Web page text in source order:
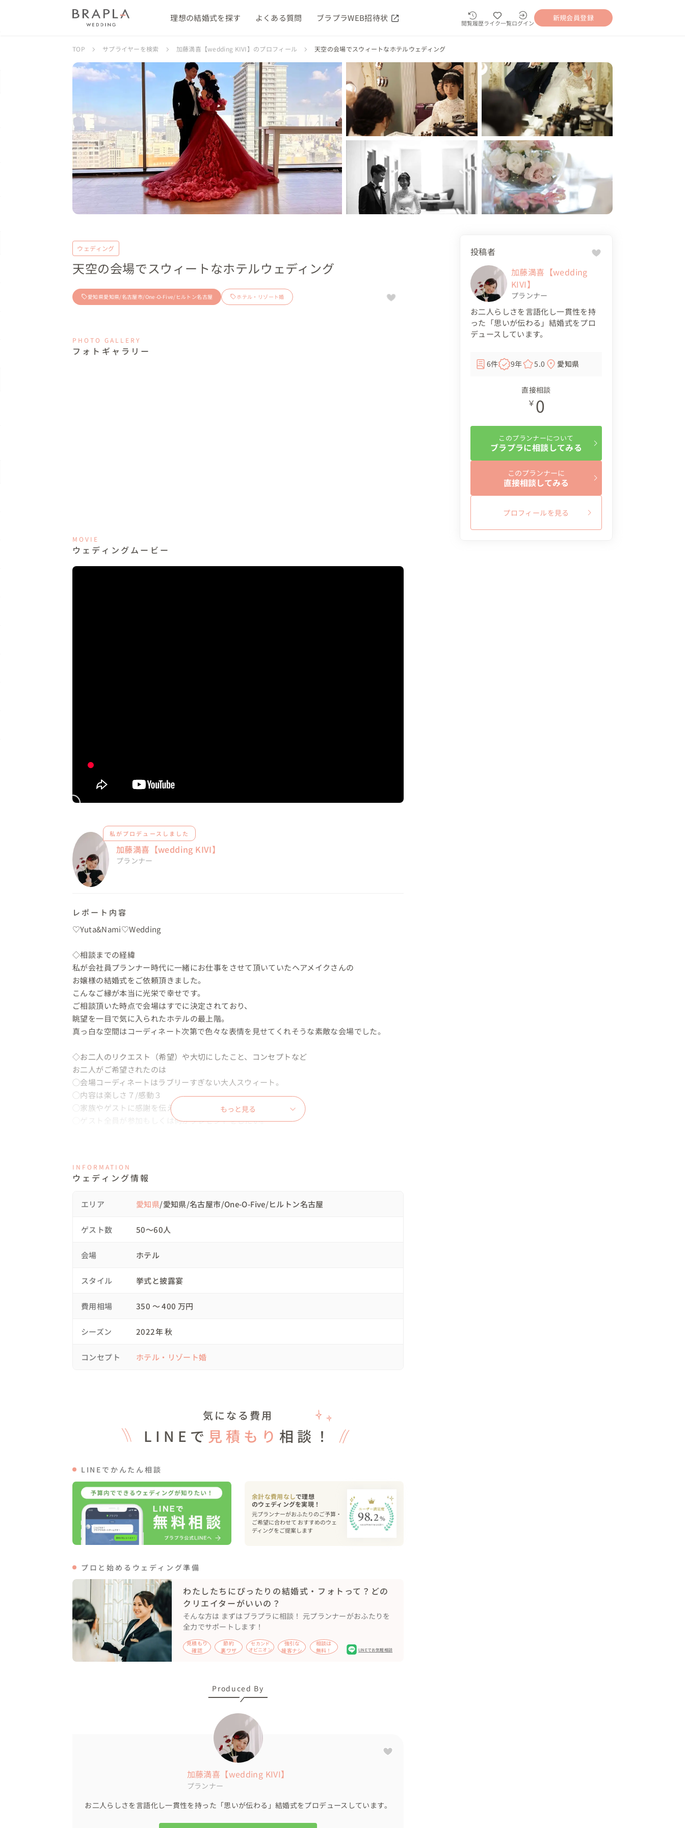
理想の結婚式を探す よくある質問 ブラプラWEB招待状 閲覧履歴ライク一覧ログイン
新規会員登録
TOP サプライヤーを検索 加藤満喜【wedding KIVI】のプロフィール 天空の会場でスウィートなホテルウェディング
ウェディング
天空の会場でスウィートなホテルウェディング
愛知県愛知県/名古屋市/One-O-Five/ヒルトン名古屋 ホテル・リゾート婚
PHOTO GALLERY
フォトギャラリー
MOVIE
ウェディングムービー
私がプロデュースしました
加藤満喜【wedding KIVI】
プランナー
レポート内容
♡Yuta&Nami♡Wedding
◇相談までの経緯
私が会社員プランナー時代に一緒にお仕事をさせて頂いていたヘアメイクさんの
お嬢様の結婚式をご依頼頂きました。
こんなご縁が本当に光栄で幸せです。
ご相談頂いた時点で会場はすでに決定されており、
眺望を一目で気に入られたホテルの最上階。
真っ白な空間はコーディネート次第で色々な表情を見せてくれそうな素敵な会場でした。
◇お二人のリクエスト（希望）や大切にしたこと、コンセプトなど
お二人がご希望されたのは
◯会場コーディネートはラブリーすぎない大人スウィート。
◯内容は楽しさ７/感動３
◯家族やゲストに感謝を伝えたい。
◯ゲスト全員が参加もしくは何かプレゼントをしたい。
考えでした。
固めていきました。
ご提案した内容としては、
◯お色直しのエスコート退場
◯ホテルならではの背の高いウェディングケーキ入刀
◯BGM
ウェディングドレスは前撮り時に購入されていた2WAYドレス。
お色直しはYOKO HATAのショッキングピンクのドレス
このドレスは華奢なのを気にされていた新婦様が胸周りのフラワーの飾りがそれをカバーした
後ろ姿のデザインと、ピンクの色合いが一眼で気に入られました。
ヘアメイクマリエの長谷川先生にご提案頂き、入場時にはゲストの「かわい〜♡」の声をたく
さん頂きました！
※衣装・ヘアメイク（着付け含む）・カメラマン・司会・引出物・ペーパーアイテム等
その他ウェディングアイテムに関しましてはお二人のご希望に合わせてご提案、紹介、手配さ
トータルコーディネートもお任せください！（提携先多数ございます）
もちろんお二人でお気に入りのクリエイターを手配されても問題ありません。
（持ち込み料などはかかりません）
お気軽にご相談くださいね！
◇当日の流れ
9:00 ホテル内美容室でお支度開始
11:00 写真撮影
当日は天井まで高いウェディングケーキ入刀や、お二人が頑張って考えたゲスト全員参加の演
そして感謝のお気持ちもしっかりとお伝え頂いた
「お二人の声」で作成したプロフィールムービーはYoutube よりご覧頂けます。
◇お持ち込みされたもの
もっと見る
INFORMATION
ウェディング情報
エリア 愛知県/愛知県/名古屋市/One-O-Five/ヒルトン名古屋
ゲスト数 50〜60人
会場 ホテル
スタイル 挙式と披露宴
費用相場 350 〜 400 万円
シーズン 2022年 秋
コンセプト ホテル・リゾート婚
気になる費用
LINEで 見積もり 相談！
LINEでかんたん相談
余計な費用なしで理想
元プランナーがおふたりのご予算・
ご希望に合わせて おすすめのウェ
ディングをご提案します
プロと始めるウェディング準備
わたしたちにぴったりの結婚式・フォトって？どの
クリエイターがいいの？
そんな方は まずはブラプラに相談！ 元プランナーがおふたりを
全力でサポートします！
見積もり
確認
節約
裏ワザ
セカンド
オピニオン
強引な
接客ナシ
相談は
無料！
LINEでお気軽相談
Produced By
加藤満喜【wedding KIVI】
プランナー
お二人らしさを言語化し一貫性を持った「思いが伝わる」結婚式をプロデュースしています。
投稿者
加藤満喜【wedding
KIVI】
プランナー
お二人らしさを言語化し一貫性を持
った「思いが伝わる」結婚式をプロ
デュースしています。
6件 9年 5.0 愛知県
直接相談
￥ 0
このプランナーについて
ブラプラに相談してみる
このプランナーに
直接相談してみる
プロフィールを見る